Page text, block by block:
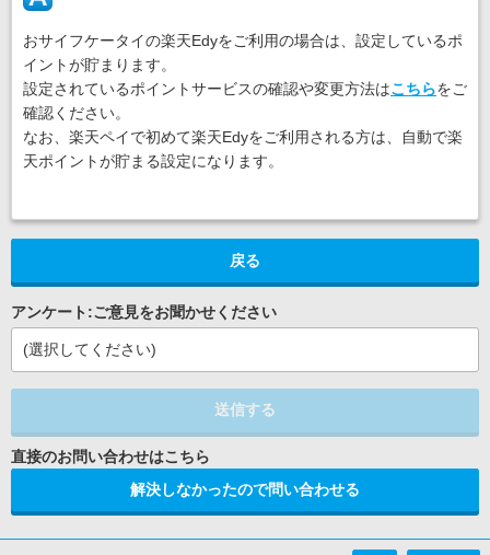
おサイフケータイの楽天Edyをご利用の場合は、設定しているポ
イントが貯まります。
設定されているポイントサービスの確認や変更方法はこちらをご
確認ください。
なお、楽天ペイで初めて楽天Edyをご利用される方は、自動で楽
天ポイントが貯まる設定になります。
戻る
アンケート:ご意見をお聞かせください
(選択してください)
送信する
解決しなかったので問い合わせる